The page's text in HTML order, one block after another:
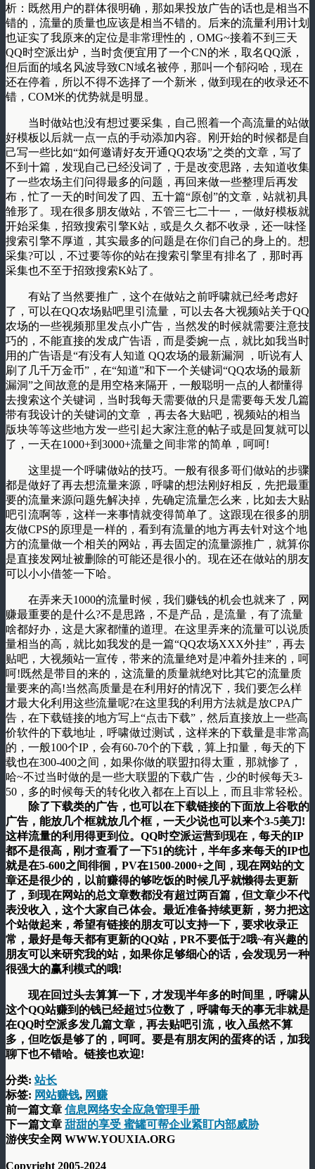
析：既然用户的群体很明确，那如果投放广告的话也是相当不
错的，流量的质量也应该是相当不错的。后来的流量利用计划
也证实了我原来的定位是非常理性的，OMG~接着不到三天
QQ时空派出炉，当时贪便宜用了一个CN的米，取名QQ派，
但后面的域名风波导致CN域名被停，那叫一个郁闷哈，现在
还在停着，所以不得不选择了一个新米，做到现在的收录还不
错，COM米的优势就是明显。
当时做站也没有想过要采集，自己照着一个高流量的站做
好模板以后就一点一点的手动添加内容。刚开始的时候都是自
己写一些比如“如何邀请好友开通QQ农场”之类的文章，写了
不到十篇，发现自己已经没词了，于是改变思路，去知道收集
了一些农场主们问得最多的问题，再回来做一些整理后再发
布，忙了一天的时间发了四、五十篇“原创”的文章，站就初具
雏形了。现在很多朋友做站，不管三七二十一，一做好模板就
开始采集，招致搜索引擎K站，或是久久都不收录，还一味怪
搜索引擎不厚道，其实最多的问题是在你们自己的身上的。想
采集?可以，不过要等你的站在搜索引擎里有排名了，那时再
采集也不至于招致搜索K站了。
有站了当然要推广，这个在做站之前呼啸就已经考虑好
了，可以在QQ农场贴吧里引流量，可以去各大视频站关于QQ
农场的一些视频那里发点小广告，当然发的时候就需要注意技
巧的，不能直接的发成广告语，而是委婉一点，就比如我当时
用的广告语是“有没有人知道 QQ农场的最新漏洞 ，听说有人
刷了几千万金币”，在“知道”和下一个关键词“QQ农场的最新
漏洞”之间故意的是用空格来隔开，一般聪明一点的人都懂得
去搜索这个关键词，当时我每天需要做的只是需要每天发几篇
带有我设计的关键词的文章 ，再去各大贴吧，视频站的相当
版块等等这些地方发一些引起大家注意的帖子或是回复就可以
了，一天在1000+到3000+流量之间非常的简单，呵呵!
这里提一个呼啸做站的技巧。一般有很多哥们做站的步骤
都是做好了再去想流量来源，呼啸的想法刚好相反，先把最重
要的流量来源问题先解决掉，先确定流量怎么来，比如去大贴
吧引流啊等，这样一来事情就变得简单了。这跟现在很多的朋
友做CPS的原理是一样的，看到有流量的地方再去针对这个地
方的流量做一个相关的网站，再去固定的流量源推广，就算你
是直接发网址被删除的可能还是很小的。现在还在做站的朋友
可以小小借签一下哈。
在弄来天1000的流量时候，我们赚钱的机会也就来了，网
赚最重要的是什么?不是思路，不是产品，是流量，有了流量
啥都好办，这是大家都懂的道理。在这里弄来的流量可以说质
量相当的高，就比如我发的是一篇“QQ农场XXX外挂”，再去
贴吧，大视频站一宣传，带来的流量绝对是冲着外挂来的，呵
呵!既然是带目的来的，这流量的质量就绝对比其它的流量质
量要来的高!当然高质量是在利用好的情况下，我们要怎么样
才最大化利用这些流量呢?在这里我的利用方法就是放CPA广
告，在下载链接的地方写上“点击下载”，然后直接放上一些高
价软件的下载地址，呼啸做过测试，这样来的下载量是非常高
的，一般100个IP，会有60-70个的下载，算上扣量，每天的下
载也在300-400之间，如果你做的联盟扣得太重，那就惨了，
哈~不过当时做的是一些大联盟的下载广告，少的时候每天3-
50，多的时候每天的转化收入都在上百以上，而且非常轻松。
除了下载类的广告，也可以在下载链接的下面放上谷歌的
广告，能放几个框就放几个框，一天少说也可以来个3-5美刀!
这样流量的利用得更到位。QQ时空派运营到现在，每天的IP
都不是很高，刚才查看了一下51的统计，半年多来每天的IP也
就是在5-600之间徘徊，PV在1500-2000+之间，现在网站的文
章还是很少的，以前赚得的够吃饭的时候几乎就懒得去更新
了，到现在网站的总文章数都没有超过两百篇，但文章少不代
表没收入，这个大家自己体会。最近准备持续更新，努力把这
个站做起来，希望有链接的朋友可以支持一下，要求收录正
常，最好是每天都有更新的QQ站，PR不要低于2哦~有兴趣的
朋友可以来研究我的站，如果你足够细心的话，会发现另一种
很强大的赢利模式的哦!
现在回过头去算算一下，才发现半年多的时间里，呼啸从
这个QQ站赚到的钱已经超过5位数了，呼啸每天的事无非就是
在QQ时空派多发几篇文章，再去贴吧引流，收入虽然不算
多，但吃饭是够了的，呵呵。要是有朋友闲的蛋疼的话，加我
聊下也不错哈。链接也欢迎!
分类:站长
标签: 网站赚钱, 网赚
前一篇文章 信息网络安全应急管理手册
下一篇文章 甜甜的享受 蜜罐可帮企业紧盯内部威胁
游侠安全网 WWW.YOUXIA.ORG
Copyright 2005-2024